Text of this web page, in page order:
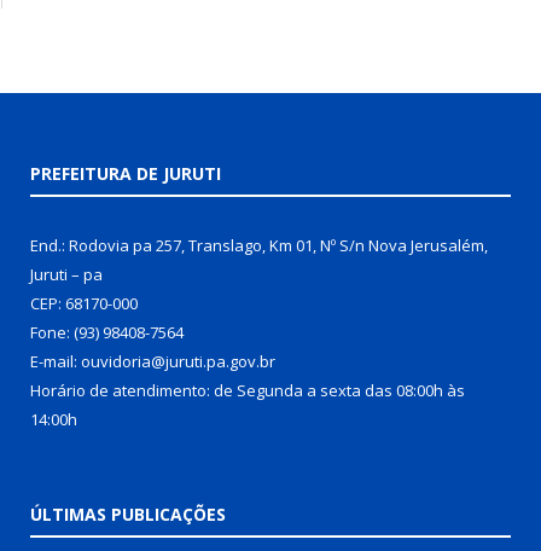
PREFEITURA DE JURUTI
End.: Rodovia pa 257, Translago, Km 01, Nº S/n Nova Jerusalém,
Juruti – pa
CEP: 68170-000
Fone: (93) 98408-7564
E-mail: ouvidoria@juruti.pa.gov.br
Horário de atendimento: de Segunda a sexta das 08:00h às
14:00h
ÚLTIMAS PUBLICAÇÕES